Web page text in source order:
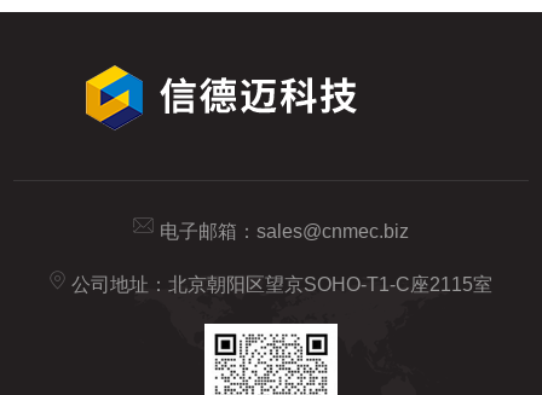
电子邮箱： sales@cnmec.biz
公司地址：北京朝阳区望京SOHO-T1-C座2115室